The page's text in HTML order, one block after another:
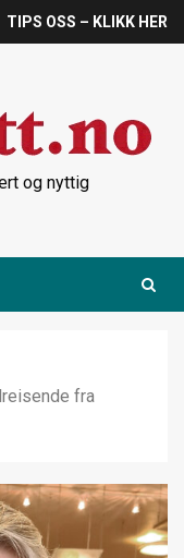
TIPS OSS – KLIKK HER
og nyttig
fra